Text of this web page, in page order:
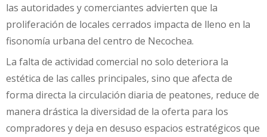
las autoridades y comerciantes advierten que la
proliferación de locales cerrados impacta de lleno en la
fisonomía urbana del centro de Necochea.
La falta de actividad comercial no solo deteriora la
estética de las calles principales, sino que afecta de
forma directa la circulación diaria de peatones, reduce de
manera drástica la diversidad de la oferta para los
compradores y deja en desuso espacios estratégicos que